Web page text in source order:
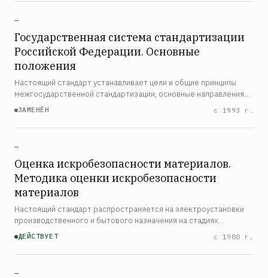
—
Государственная система стандартизации
Российской Федерации. Основные
положения
Настоящий стандарт устанавливает цели и общие принципы
межгосударственной стандартизации, основные направления
работ в этой области, объекты межгосударственной
станда…
ЗАМЕНЁН с 1993 г.
—
Оценка искробезопасности материалов.
Методика оценки искробезопасности
материалов
Настоящий стандарт распространяется на электроустановки
производственного и бытового назначения на стадиях
проектирования, изготовления, монтажа, наладки, испытаний и
эксплуатации и устанавливает общие требования по пред…
ДЕЙСТВУЕТ с 1980 г.
—